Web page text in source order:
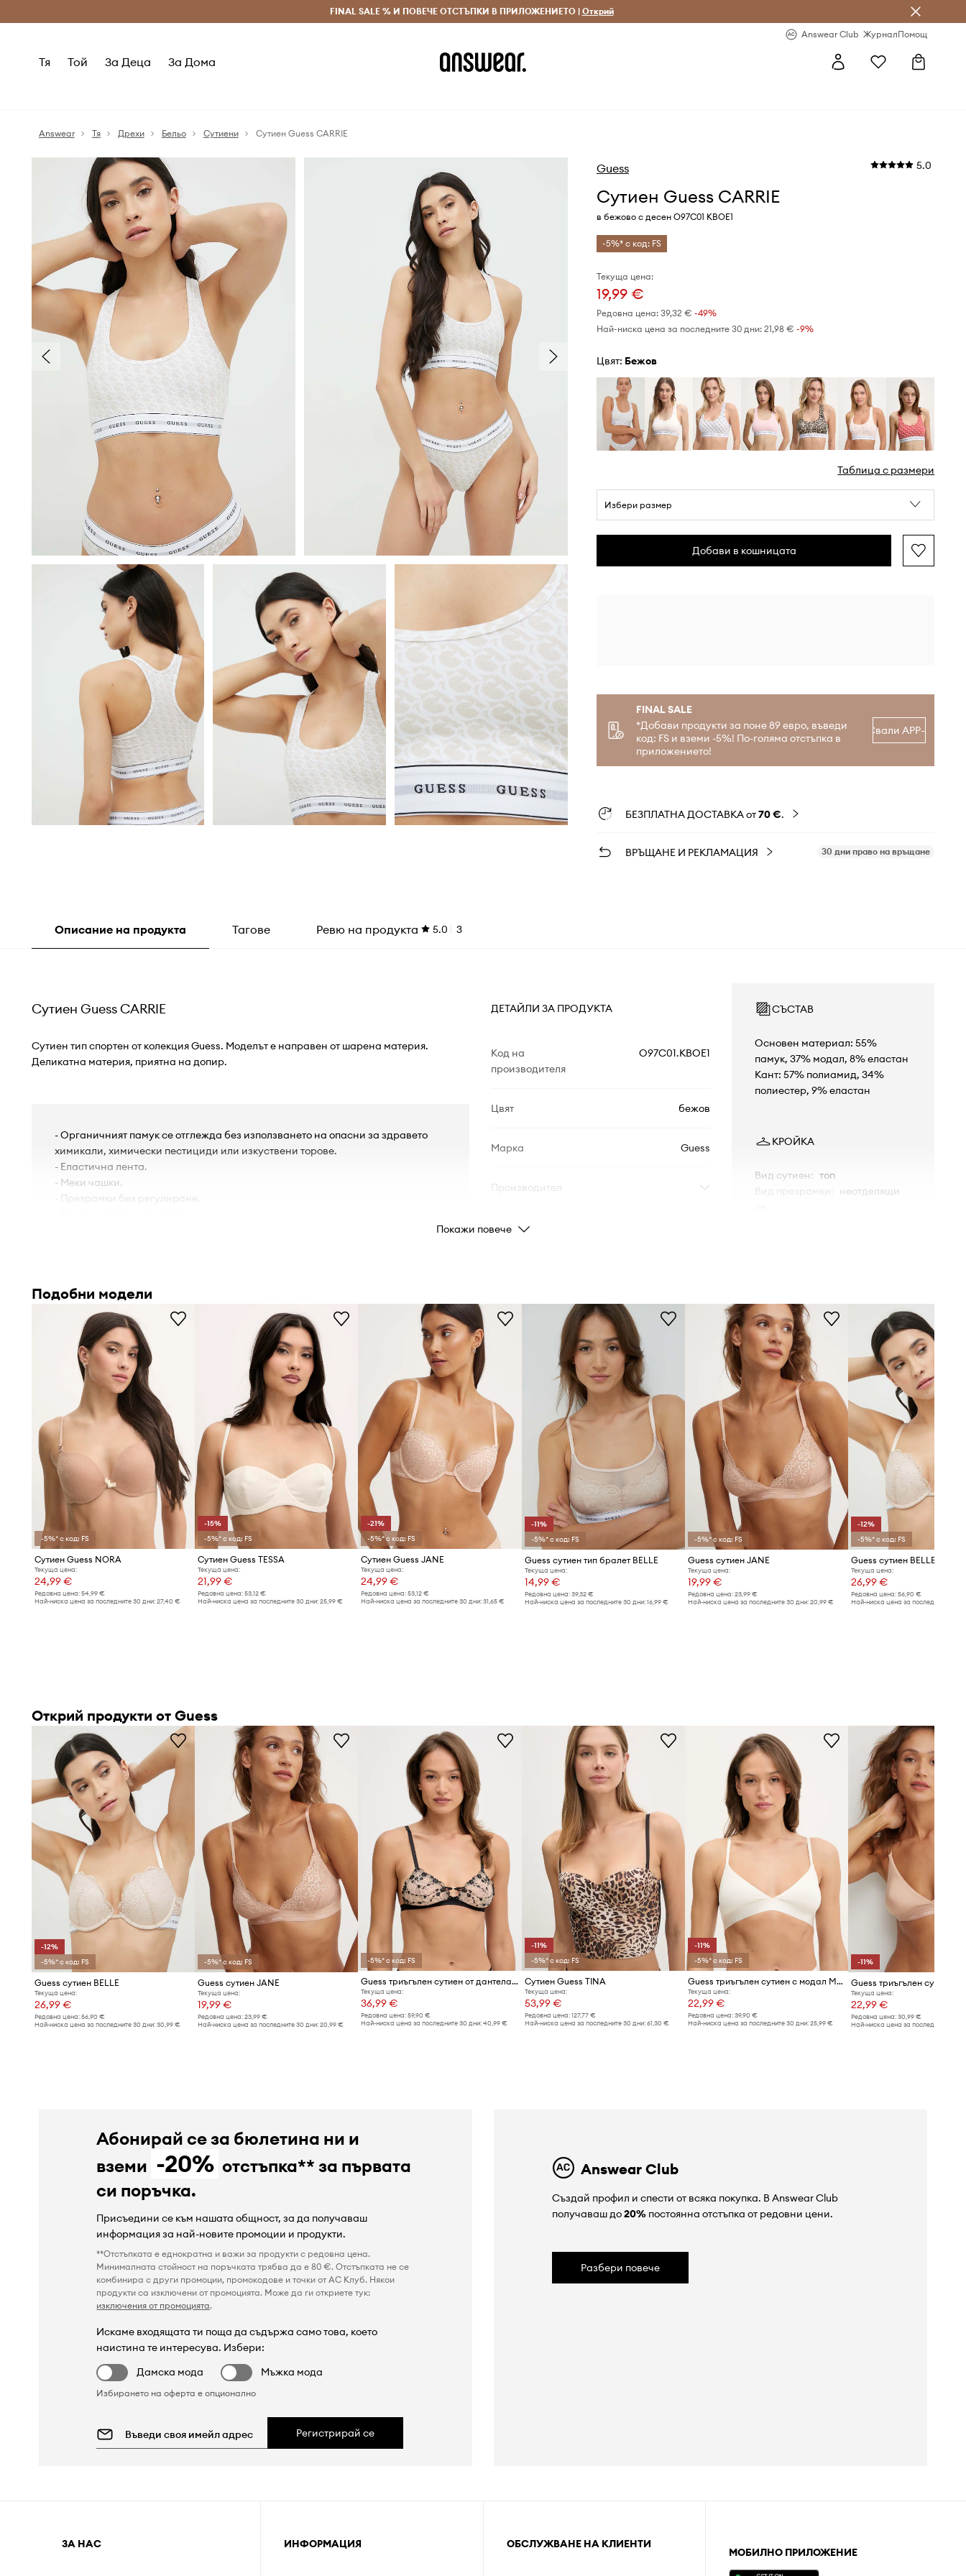
Безплатни доставка и връщане за поръчки над 70 EUR Доставка 1-5 дни
FINAL SALE % И ПОВЕЧЕ ОТСТЪПКИ В ПРИЛОЖЕНИЕТО | Открий
Answear Club ЖурналПомощ
Тя Той За Деца За Дома
Answear Тя Дрехи Бельо Сутиени Сутиен Guess CARRIE
Guess 5.0
Сутиен Guess CARRIE
в бежово с десен O97C01 KBOE1
-5%* с код: FS
Текуща цена:
19,99 €
Редовна цена: 39,32 € -49%
Най-ниска цена за последните 30 дни: 21,98 € -9%
Цвят: бежов
Таблица с размери
Избери размер
Добави в кошницата
FINAL SALE
*Добави продукти за поне 89 евро, въведи
код: FS и вземи -5%! По-голяма отстъпка в
приложението!
Свали APP-а
БЕЗПЛАТНА ДОСТАВКА от70 €.
ВРЪЩАНЕ И РЕКЛАМАЦИЯ 30 дни право на връщане
Описание на продукта Тагове Ревю на продукта 5.0 3
Сутиен Guess CARRIE
Сутиен тип спортен от колекция Guess. Моделът е направен от шарена материя.
Деликатна материя, приятна на допир.
- Органичният памук се отглежда без използването на опасни за здравето
химикали, химически пестициди или изкуствени торове.
- Еластична лента.
- Меки чашки.
- Презрамки без регулиране.
ДЕТАЙЛИ ЗА ПРОДУКТА
Код на
производителя
O97C01.KBOE1
Цвят бежов
Марка Guess
Производител
Код на продукта
СЪСТАВ
Основен материал: 55%
памук, 37% модал, 8% еластан
Кант: 57% полиамид, 34%
полиестер, 9% еластан
КРОЙКА
Вид сутиен: топ
Вид презрамки
неотделящи
Стандартен размер
Препоръчваме ви да изберете
размера, който носите обикновено.
Таблица с размери
ТЕХНИЧЕСКИ ДАННИ
Вид чашки: без подплънки
Покажи повече
Подобни модели
-5%* с код: FS
Сутиен Guess NORA
Текуща цена:
24,99 €
Редовна цена: 54,99 €
Най-ниска цена за последните 30 дни: 27,40 €
-15%
-5%* с код: FS
Сутиен Guess TESSA
Текуща цена:
21,99 €
Редовна цена:53,12 €
Най-ниска цена за последните 30 дни:25,99 €
-21%
-5%* с код: FS
Сутиен Guess JANE
Текуща цена:
24,99 €
Редовна цена: 53,12 €
Най-ниска цена за последните 30 дни: 31,65 €
-11%
-5%* с код: FS
Guess сутиен тип бралет BELLE
Текуща цена:
14,99 €
Редовна цена: 39,32 €
Най-ниска цена за последните 30 дни: 16,99 €
-5%* с код: FS
Guess сутиен JANE
Текуща цена:
19,99 €
Редовна цена:23,99 €
Най-ниска цена за последните 30 дни:20,99 €
-12%
-5%* с код: FS
Guess сутиен BELLE
Текуща цена:
26,99 €
Редовна цена: 56,90 €
Най-ниска цена за последните 30
Открий продукти от Guess
-12%
-5%* с код: FS
Guess сутиен BELLE
Текуща цена:
26,99 €
Редовна цена: 56,90 €
Най-ниска цена за последните 30 дни: 30,99 €
-5%* с код: FS
Guess сутиен JANE
Текуща цена:
19,99 €
Редовна цена:23,99 €
Най-ниска цена за последните 30 дни:20,99 €
-5%* с код: FS
Guess триъгълен сутиен от дантела CAMERON
Текуща цена:
36,99 €
Редовна цена: 59,90 €
Най-ниска цена за последните 30 дни: 40,99 €
-11%
-5%* с код: FS
Сутиен Guess TINA
Текуща цена:
53,99 €
Редовна цена: 127,77 €
Най-ниска цена за последните 30 дни: 61,30 €
-11%
-5%* с код: FS
Guess триъгълен сутиен с модал MARIKA
Текуща цена:
22,99 €
Редовна цена:39,90 €
Най-ниска цена за последните 30 дни:25,99 €
-11%
Guess триъгълен сутиен
Текуща цена:
22,99 €
Редовна цена: 30,99 €
Най-ниска цена за последните 30
Абонирай се за бюлетина ни и
вземи -20% отстъпка** за първата
си поръчка.
Присъедини се към нашата общност, за да получаваш
информация за най-новите промоции и продукти.
**Отстъпката е еднократна и важи за продукти с редовна цена.
Минималната стойност на поръчката трябва да е 80 €. Отстъпката не се
комбинира с други промоции, промокодове и точки от AC Клуб. Някои
продукти са изключени от промоцията. Може да ги откриете тук:
изключения от промоцията.
Искаме входящата ти поща да съдържа само това, което
наистина те интересува. Избери:
Дамска мода
Мъжка мода
Избирането на оферта е опционално
Регистрирай се
Answear Club
Създай профил и спести от всяка покупка. В Answear Club
получаваш до20%постоянна отстъпка от редовни цени.
Разбери повече
ЗА НАС ИНФОРМАЦИЯ ОБСЛУЖВАНЕ НА КЛИЕНТИ
МОБИЛНО ПРИЛОЖЕНИЕ